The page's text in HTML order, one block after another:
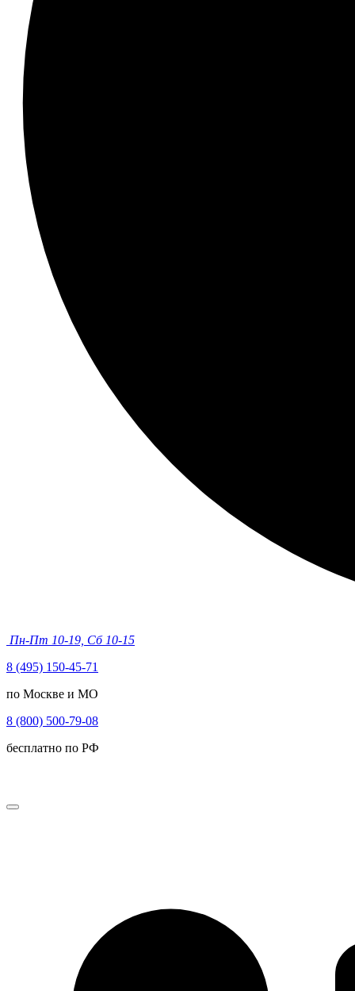
Пн-Пт 10-19, Сб 10-15
8 (495) 150-45-71
по Москве и МО
8 (800) 500-79-08
бесплатно по РФ